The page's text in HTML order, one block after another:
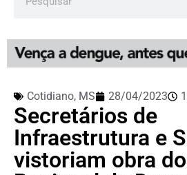
Cotidiano, MS 28/04/2023
Secretários de
Infraestrutura e
vistoriam obra